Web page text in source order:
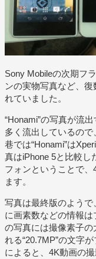
Sony Mobileの次期フ
ンの実物写真など、
れていました。
“Honami”の写真が流
多く流出しているので
巷では“Honami”は
真はiPhone 5と比較し
フォンということで、
ます。
写真は最終版のよう
に画素数などの情報
の写真には撮像素子の
れる“20.7MP”の文字
によると、4K動画の